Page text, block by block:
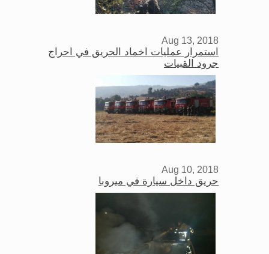
Aug 13, 2018
استمرار عمليات اخماد الحريق في احراج
جرود القبيات
Aug 10, 2018
حريق داخل سيارة في ميروبا